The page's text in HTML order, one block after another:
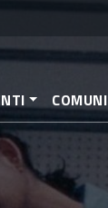
COMUNI